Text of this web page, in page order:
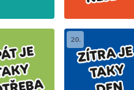
20.